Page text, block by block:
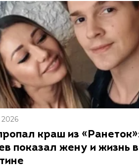
2026
краш из
показал жену и жизнь в